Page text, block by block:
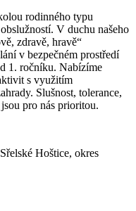
rodinného typu
V duchu našeho
zdravě, hravě“
v bezpečném prostředí
1. ročníku. Nabízíme
s využitím
Slušnost, tolerance,
pro nás prioritou.
Hoštice, okres